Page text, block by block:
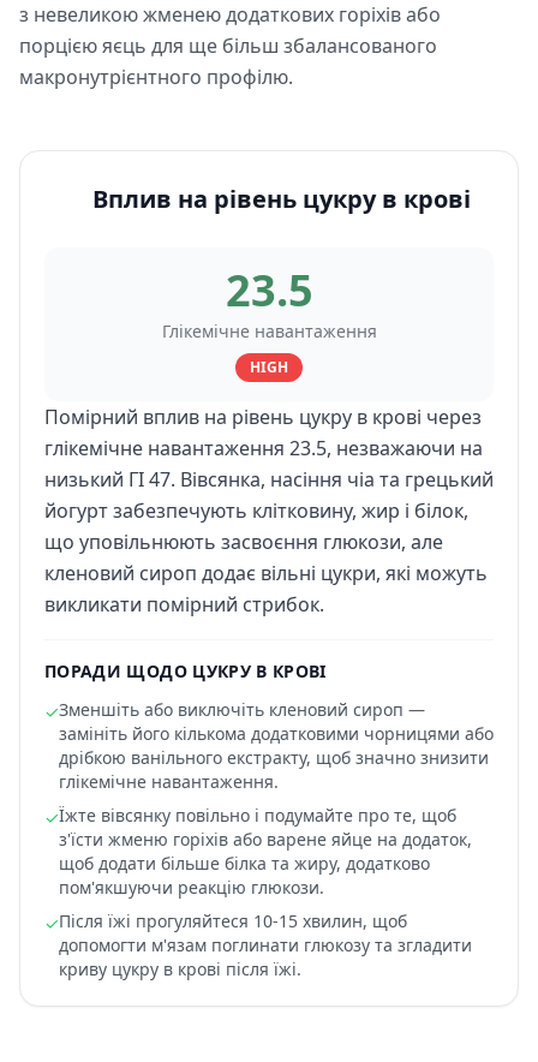
з невеликою жменею додаткових горіхів або
порцією яєць для ще більш збалансованого
макронутрієнтного профілю.
Вплив на рівень цукру в крові
23.5
Глікемічне навантаження
HIGH
Помірний вплив на рівень цукру в крові через
глікемічне навантаження 23.5, незважаючи на
низький ГІ 47. Вівсянка, насіння чіа та грецький
йогурт забезпечують клітковину, жир і білок,
що уповільнюють засвоєння глюкози, але
кленовий сироп додає вільні цукри, які можуть
викликати помірний стрибок.
ПОРАДИ ЩОДО ЦУКРУ В КРОВІ
✓Зменшіть або виключіть кленовий сироп —
замініть його кількома додатковими чорницями або
дрібкою ванільного екстракту, щоб значно знизити
глікемічне навантаження.
✓Їжте вівсянку повільно і подумайте про те, щоб
з'їсти жменю горіхів або варене яйце на додаток,
щоб додати більше білка та жиру, додатково
пом'якшуючи реакцію глюкози.
✓Після їжі прогуляйтеся 10-15 хвилин, щоб
допомогти м'язам поглинати глюкозу та згладити
криву цукру в крові після їжі.